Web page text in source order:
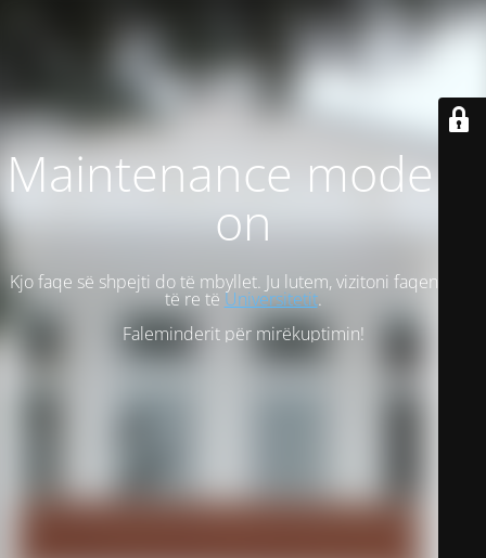
Maintenance mode is
on
Kjo faqe së shpejti do të mbyllet. Ju lutem, vizitoni faqen tonë
të re të Universitetit.
Faleminderit për mirëkuptimin!